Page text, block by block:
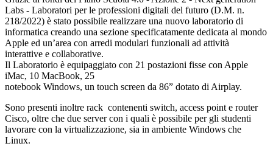
Labs - Laboratori per le professioni digitali del futuro (D.M. n.
218/2022) è stato possibile realizzare una nuovo laboratorio di
informatica creando una sezione specificatamente dedicata al mondo
Apple ed un’area con arredi modulari funzionali ad attività
interattive e collaborative.
Il Laboratorio è equipaggiato con 21 postazioni fisse con Apple
iMac, 10 MacBook, 25
notebook Windows, un touch screen da 86” dotato di Airplay.
Sono presenti inoltre rack contenenti switch, access point e router
Cisco, oltre che due server con i quali è possibile per gli studenti
lavorare con la virtualizzazione, sia in ambiente Windows che
Linux.